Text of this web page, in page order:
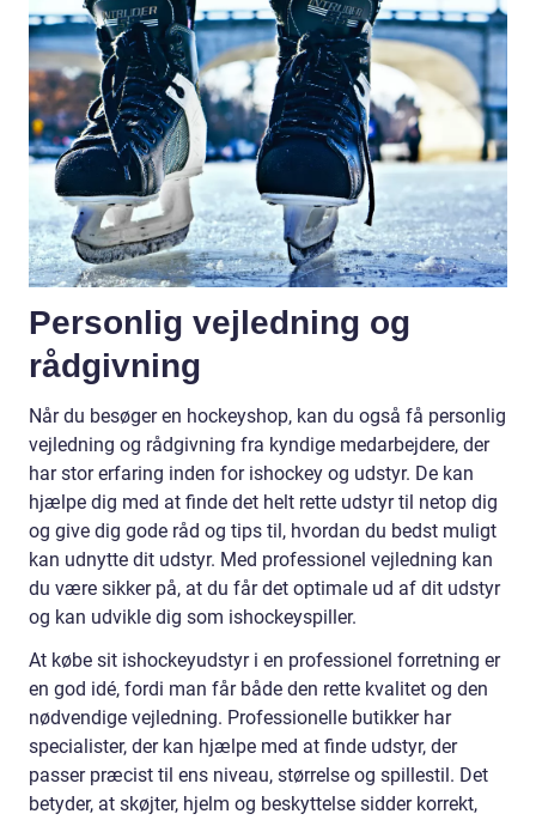
Personlig vejledning og
rådgivning
Når du besøger en hockeyshop, kan du også få personlig
vejledning og rådgivning fra kyndige medarbejdere, der
har stor erfaring inden for ishockey og udstyr. De kan
hjælpe dig med at finde det helt rette udstyr til netop dig
og give dig gode råd og tips til, hvordan du bedst muligt
kan udnytte dit udstyr. Med professionel vejledning kan
du være sikker på, at du får det optimale ud af dit udstyr
og kan udvikle dig som ishockeyspiller.
At købe sit ishockeyudstyr i en professionel forretning er
en god idé, fordi man får både den rette kvalitet og den
nødvendige vejledning. Professionelle butikker har
specialister, der kan hjælpe med at finde udstyr, der
passer præcist til ens niveau, størrelse og spillestil. Det
betyder, at skøjter, hjelm og beskyttelse sidder korrekt,